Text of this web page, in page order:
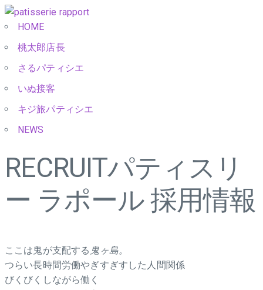
HOME
桃太郎店長
さるパティシエ
いぬ接客
キジ旅パティシエ
NEWS
RECRUITパティスリ
ー ラポール 採用情報
ここは鬼が支配する 鬼ヶ島。
つらい長時間労働やぎすぎすした人間関係
びくびくしながら働く